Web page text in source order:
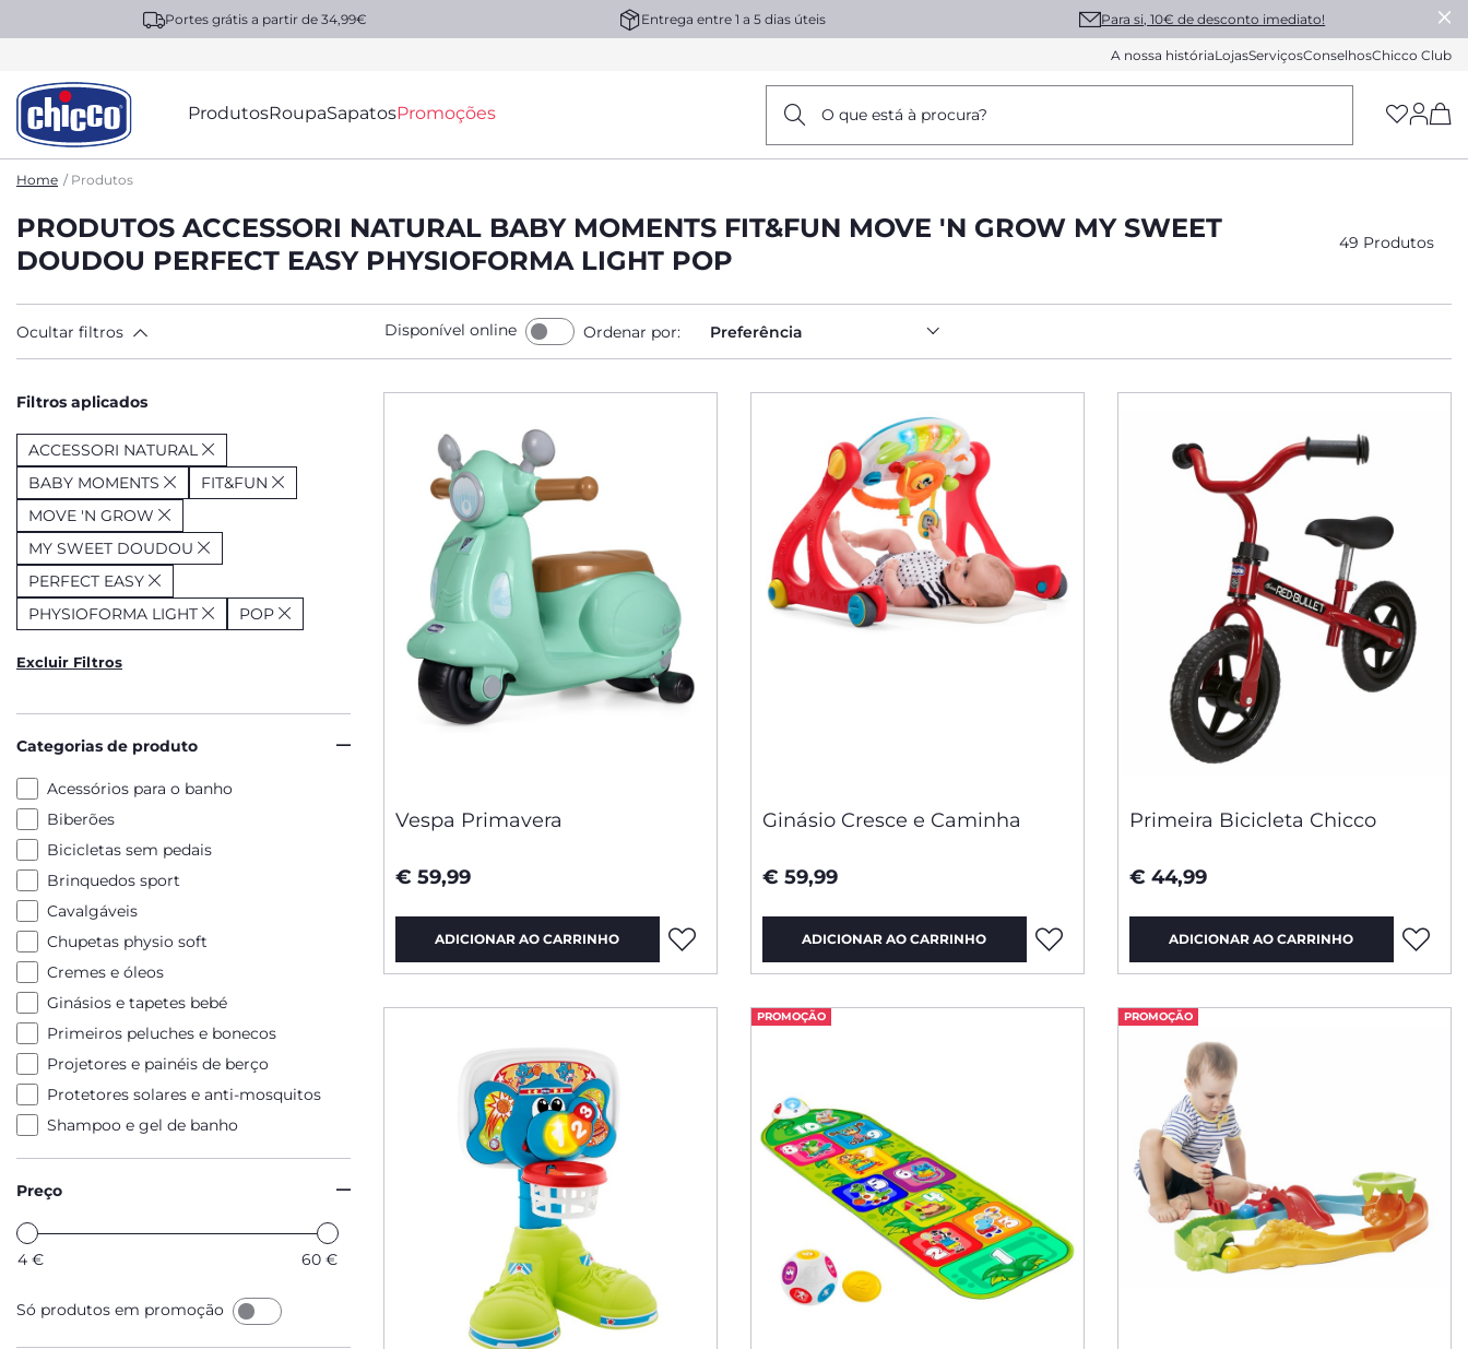
Portes grátis a partir de 34,99€ Entrega entre 1 a 5 dias úteis Para si, 10€ de desconto imediato!
A nossa históriaLojasServiçosConselhosChicco Club
ProdutosRoupaSapatosPromoções O que está à procura?
Home Produtos
PRODUTOS ACCESSORI NATURAL BABY MOMENTS FIT&FUN MOVE 'N GROW MY SWEET
DOUDOU PERFECT EASY PHYSIOFORMA LIGHT POP
49 Produtos
Ocultar filtros Disponível online Ordenar por: Preferência
Filtros aplicados
ACCESSORI NATURAL
BABY MOMENTS
FIT&FUN
MOVE 'N GROW
MY SWEET DOUDOU
PERFECT EASY
PHYSIOFORMA LIGHT
POP
Excluir Filtros
Categorias de produto
Acessórios para o banho
Biberões
Bicicletas sem pedais
Brinquedos sport
Cavalgáveis
Chupetas physio soft
Cremes e óleos
Ginásios e tapetes bebé
Primeiros peluches e bonecos
Projetores e painéis de berço
Protetores solares e anti-mosquitos
Shampoo e gel de banho
Preço
4 € 60 €
Só produtos em promoção
Vespa Primavera
€ 59,99
ADICIONAR AO CARRINHO
Ginásio Cresce e Caminha
€ 59,99
ADICIONAR AO CARRINHO
Primeira Bicicleta Chicco
€ 44,99
ADICIONAR AO CARRINHO
PROMOÇÃO PROMOÇÃO